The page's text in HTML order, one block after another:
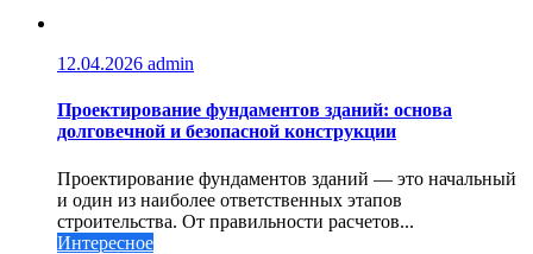
12.04.2026 admin
Проектирование фундаментов зданий: основа
долговечной и безопасной конструкции
Проектирование фундаментов зданий — это начальный
и один из наиболее ответственных этапов
строительства. От правильности расчетов...
Интересное